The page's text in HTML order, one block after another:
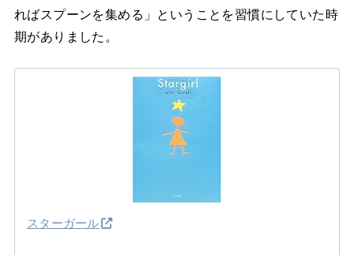
ればスプーンを集める」ということを習慣にしていた時
期がありました。
スターガール